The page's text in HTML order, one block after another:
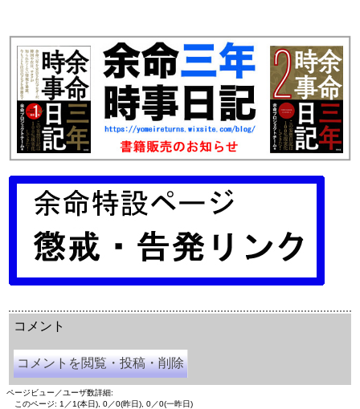
コメント
コメントを閲覧・投稿・削除
ページビュー／ユーザ数詳細:
このページ: 1／1(本日), 0／0(昨日), 0／0(一昨日)